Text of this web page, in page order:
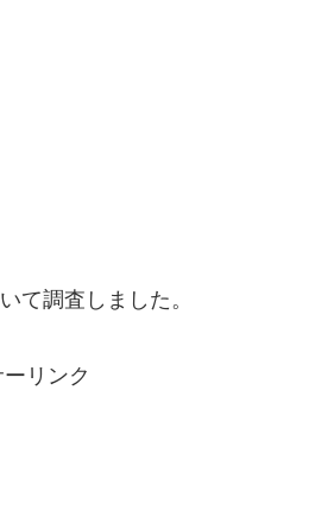
て調査しました。
リンク